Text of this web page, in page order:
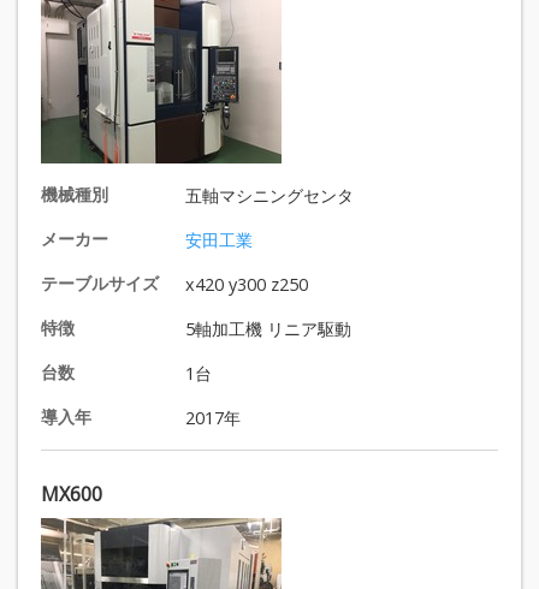
機械種別
五軸マシニングセンタ
メーカー
安田工業
テーブルサイズ
x420 y300 z250
特徴
5軸加工機 リニア駆動
台数
1台
導入年
2017年
MX600